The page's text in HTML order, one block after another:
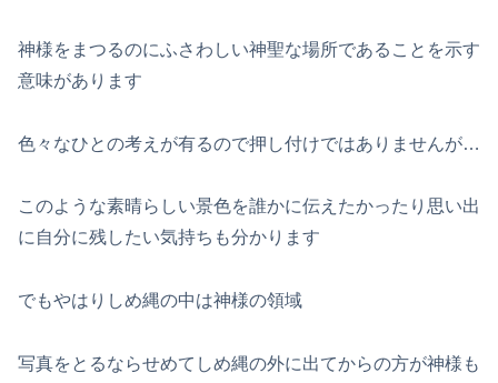
神様をまつるのにふさわしい神聖な場所であることを示す
意味があります
色々なひとの考えが有るので押し付けではありませんが…
このような素晴らしい景色を誰かに伝えたかったり思い出
に自分に残したい気持ちも分かります
でもやはりしめ縄の中は神様の領域
写真をとるならせめてしめ縄の外に出てからの方が神様も